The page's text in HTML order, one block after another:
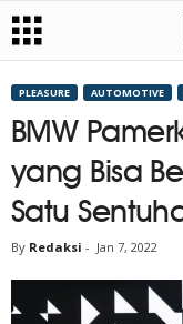
PLEASURE AUTOMOTIVE
BMW
yang Bisa
Satu
By Redaksi - Jan 7, 2022